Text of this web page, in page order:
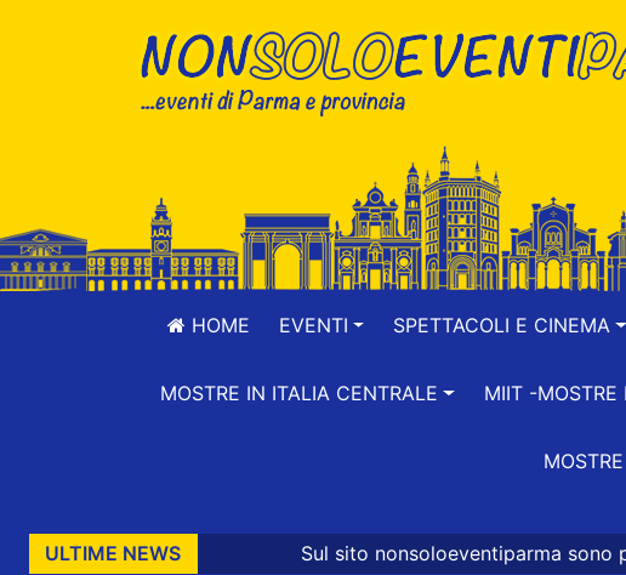
HOME EVENTI SPETTACOLI E CINEMA
MOSTRE IN ITALIA CENTRALE MIIT -MOSTRE
ULTIME NEWS
Sul sito nonsoloeventiparma sono presenti messaggi